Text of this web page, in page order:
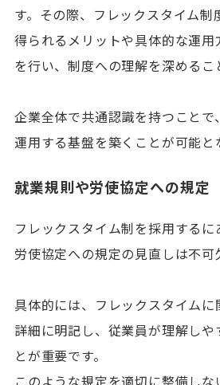
す。その際、フレックスタイム制
得られるメリットや具体的な運
を行い、制度への理解を深めるこ
企業全体で共通認識を持つことで
運用する基盤を築くことが可能と
就業規則や労使協定への規定
フレックスタイム制を採用するに
労使協定への規定の見直しは不可
具体的には、フレックスタイムに
詳細に明記し、従業員が理解しや
とが重要です。